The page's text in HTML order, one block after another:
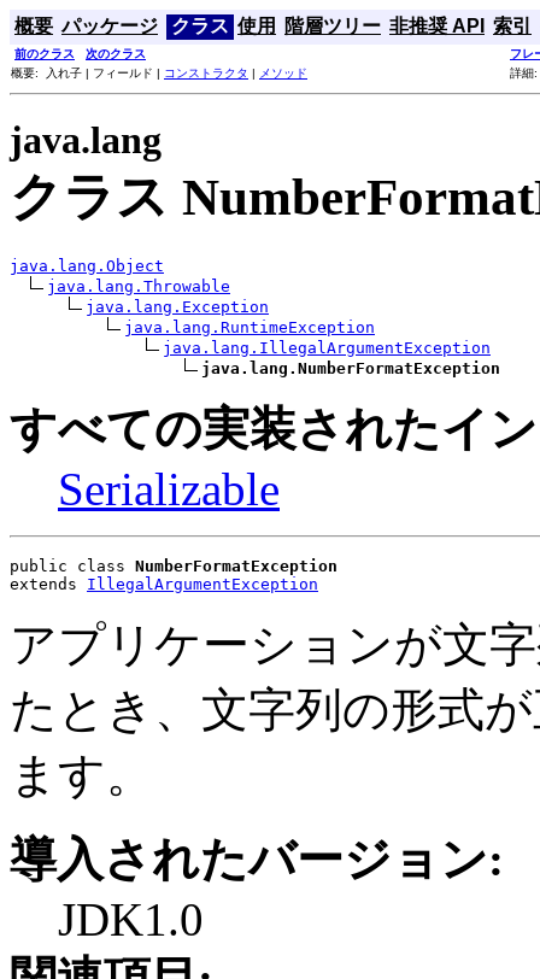
概要 パッケージ クラス 使用 階層ツリー 非推奨 API 索引
前のクラス 次のクラス
フレ
概要: 入れ子 | フィールド | コンストラクタ | メソッド 詳細
java.lang
クラス
java.lang.Object
java.lang.Throwable
java.lang.Exception
java.lang.RuntimeException
java.lang.IllegalArgumentException
java.lang.NumberFormatException
すべての実装されたイ
Serializable
public class NumberFormatException
extends IllegalArgumentException
アプリケーションが文
たとき、文字列の形式
ます。
導入されたバージョン:
JDK1.0